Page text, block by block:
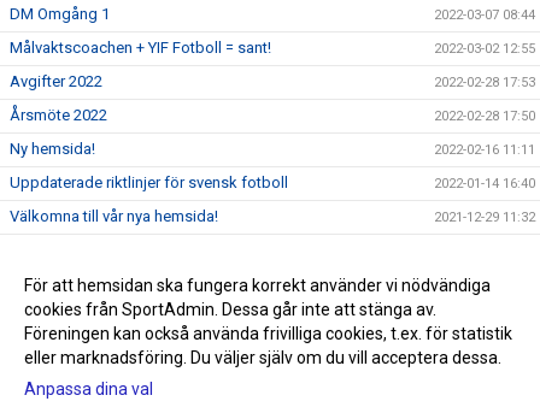
DM Omgång 1 2022-03-07 08:44
Målvaktscoachen + YIF Fotboll = sant! 2022-03-02 12:55
Avgifter 2022 2022-02-28 17:53
Årsmöte 2022 2022-02-28 17:50
Ny hemsida! 2022-02-16 11:11
Uppdaterade riktlinjer för svensk fotboll 2022-01-14 16:40
Välkomna till vår nya hemsida! 2021-12-29 11:32
Sommaren räddad 2021-06-23 15:32
Påminnelse Fotografering V25!!!! 2021-06-20 15:33
För att hemsidan ska fungera korrekt använder vi nödvändiga
cookies från SportAdmin. Dessa går inte att stänga av.
Föreningen kan också använda frivilliga cookies, t.ex. för statistik
eller marknadsföring. Du väljer själv om du vill acceptera dessa.
Anpassa dina val